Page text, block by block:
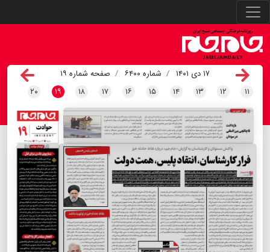
۱۷ دی ۱۴۰۱ شماره ۶۴۰۰
صفحه شماره ۱۹
۱۱ ۱۲ ۱۳ ۱۴ ۱۵ ۱۶ ۱۷ ۱۸ ۱۹ ۲۰